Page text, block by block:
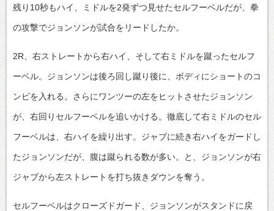
残り10秒もハイ、ミドルを2発ずつ見せたセルフーベルだが、拳
の攻撃でジョンソンが試合をリードしたか。
2R、右ストレートから右ハイ、そして右ミドルを蹴ったセルフ
ーベル。ジョンソンは後ろ回し蹴り後に、ボディにショートのコ
ンビを入れる。さらにワンツーの左をヒットさせたジョンソン
が、右回りセルフーベルを追いかける。徹底して右ミドルのセル
フーベルは、右ハイを繰り出す。ジャブに続き右ハイをガードし
たジョンソンだが、腹は蹴られる数が多い。と、ジョンソンが右
ジャブから左ストレートを打ち抜きダウンを奪う。
セルフーベルはクローズドガード、ジョンソンがスタンドに戻